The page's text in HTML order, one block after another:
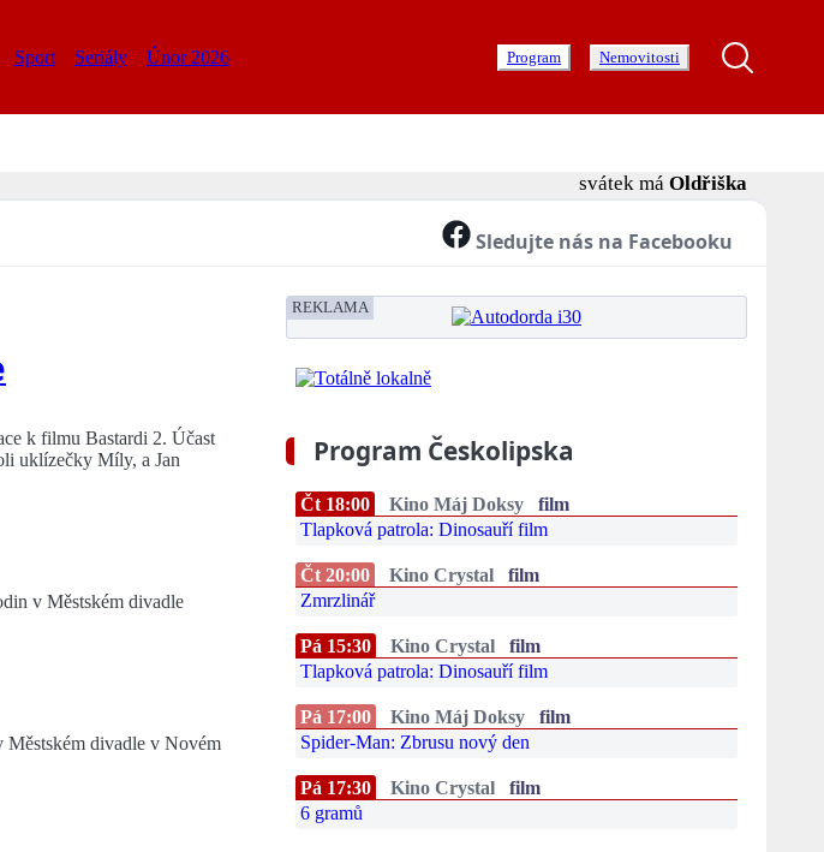
Sport Seriály Únor 2026 Program Nemovitosti
svátek má Oldřiška
Sledujte nás na Facebooku
k filmu Bastardi 2. Účast
uklízečky Míly, a Jan
v Městském divadle
Městském divadle v Novém
REKLAMA
Program Českolipska
Čt 18:00 Kino Máj Doksy
film
Tlapková patrola: Dinosauří film
Čt 20:00 Kino Crystal
film
Zmrzlinář
Pá 15:30 Kino Crystal
film
Tlapková patrola: Dinosauří film
Pá 17:00 Kino Máj Doksy
film
Spider-Man: Zbrusu nový den
Pá 17:30 Kino Crystal
film
6 gramů